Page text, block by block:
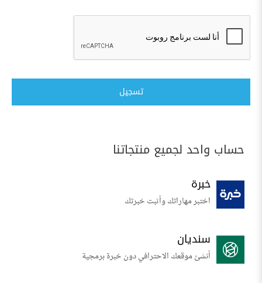
تسجيل
حساب واحد لجميع منتجاتنا
خبرة
اختبر مهاراتك وأثبت خبرتك
سنديان
أنشئ موقعك الاحترافي دون خبرة برمجية